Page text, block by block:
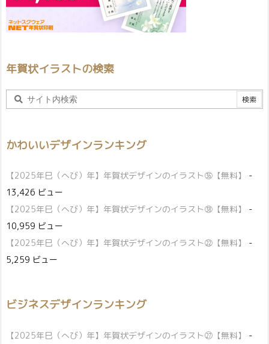
年賀状イラストの検索
かわいいデザインランキング
【2025年巳（へび）年】年賀状デザインのイラスト㊱【無料】
-
13,426 ビュー
【2025年巳（へび）年】年賀状デザインのイラスト㊳【無料】
-
10,959 ビュー
【2025年巳（へび）年】年賀状デザインのイラスト㉒【無料】
-
5,259 ビュー
ビジネスデザインランキング
【2025年巳（へび）年】年賀状デザインのイラスト㉗【無料】
-